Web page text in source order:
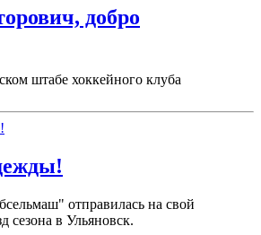
добро
штабе хоккейного клуба
отправилась на свой
сезона в Ульяновск.